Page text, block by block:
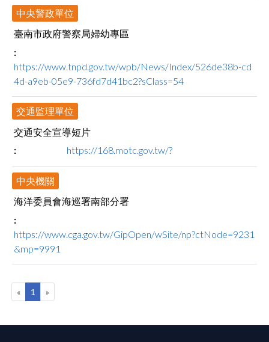
中央警政單位
臺南市政府警察局婦幼專區
https://www.tnpd.gov.tw/wpb/News/Index/526de38b-cd
4d-a9eb-05e9-736fd7d41bc2?sClass=54
交通監理單位
交通安全宣導短片
https://168.motc.gov.tw/?
中央機關
海洋委員會海巡署南部分署
https://www.cga.gov.tw/GipOpen/wSite/np?ctNode=9231
&mp=9991
« 1 »